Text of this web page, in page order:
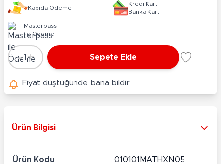
Kapıda Ödeme
Kredi Kartı
Banka Kartı
Masterpass
ile Ödeme
Adet
-1 + Sepete Ekle
Fiyat düştüğünde bana bildir
Ürün Bilgisi
Ürün Kodu 010101MATHXN05